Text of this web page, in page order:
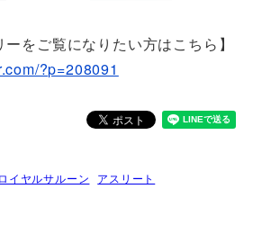
ーをご覧になりたい方はこちら】
?p=208091
ロイヤルサルーン アスリート